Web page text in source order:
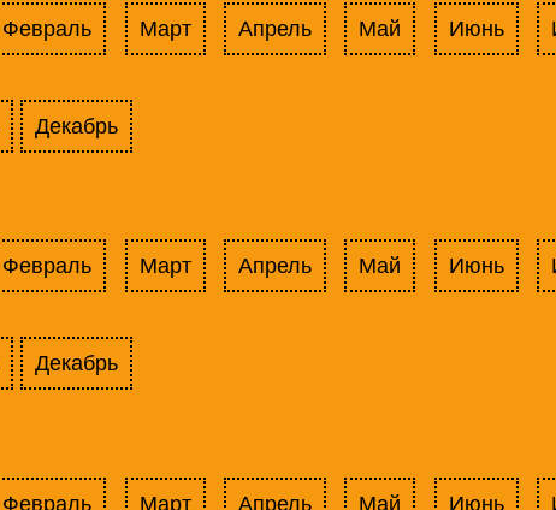
Февраль Март Апрель Май Июнь
Декабрь
Февраль Март Апрель Май Июнь
Декабрь
Февраль Март Апрель Май Июнь